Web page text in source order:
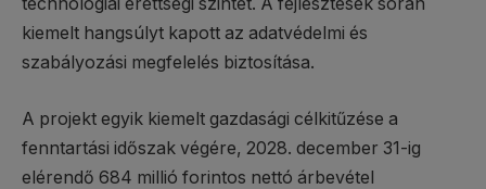
kiemelt hangsúlyt kapott az adatvédelmi és
szabályozási megfelelés biztosítása.
A projekt egyik kiemelt gazdasági célkitűzése a
fenntartási időszak végére, 2028. december 31-ig
elérendő 684 millió forintos nettó árbevétel